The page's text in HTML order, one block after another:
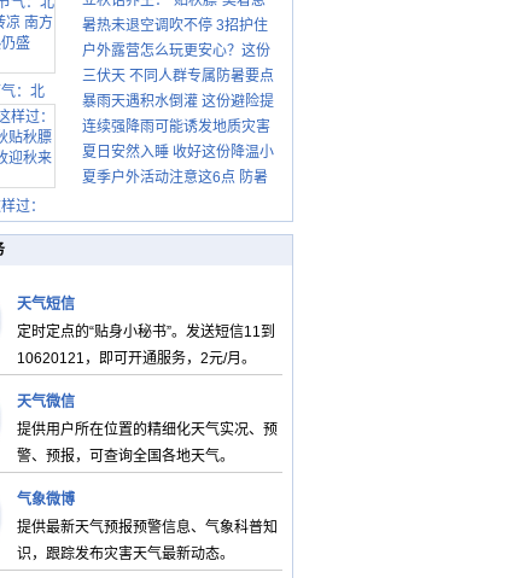
：北
过：
先清暑再防燥
暑热未退空调吹不停 3招护住
肩颈不酸痛
户外露营怎么玩更安心？这份
攻略请收好
三伏天 不同人群专属防暑要点
请收好
暴雨天遇积水倒灌 这份避险提
示请收好
连续强降雨可能诱发地质灾害
这些前兆要知道
夏日安然入睡 收好这份降温小
贴士
夏季户外活动注意这6点 防暑
天气短信
定时定点的“贴身小秘书”。发送短信11到
10620121，即可开通服务，2元/月。
天气微信
提供用户所在位置的精细化天气实况、预
警、预报，可查询全国各地天气。
气象微博
提供最新天气预报预警信息、气象科普知
识，跟踪发布灾害天气最新动态。